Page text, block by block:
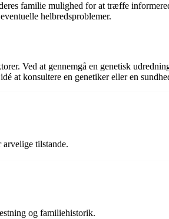
familie mulighed for at træffe
helbredsproblemer.
Ved at gennemgå en genetisk
at konsultere en genetiker eller en
arvelige tilstande.
og familiehistorik.